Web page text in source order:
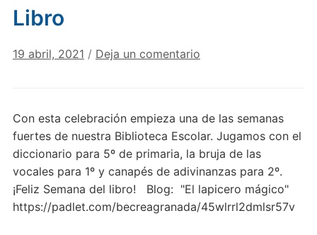
Libro
19 abril, 2021 / Deja un comentario
Con esta celebración empieza una de las semanas
fuertes de nuestra Biblioteca Escolar. Jugamos con el
diccionario para 5º de primaria, la bruja de las
vocales para 1º y canapés de adivinanzas para 2º.
¡Feliz Semana del libro! Blog: "El lapicero mágico"
https://padlet.com/becreagranada/45wlrrl2dmlsr57v